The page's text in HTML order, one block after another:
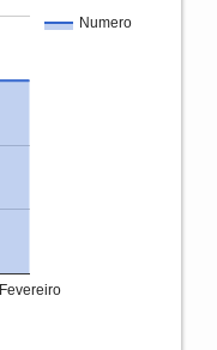
Numero
Fevereiro